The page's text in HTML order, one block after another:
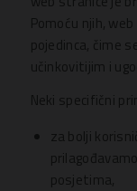
Pomoću njih,
pojedinca, čime
učinkovitijim i
Neki specifični
za bolji
posjetima,